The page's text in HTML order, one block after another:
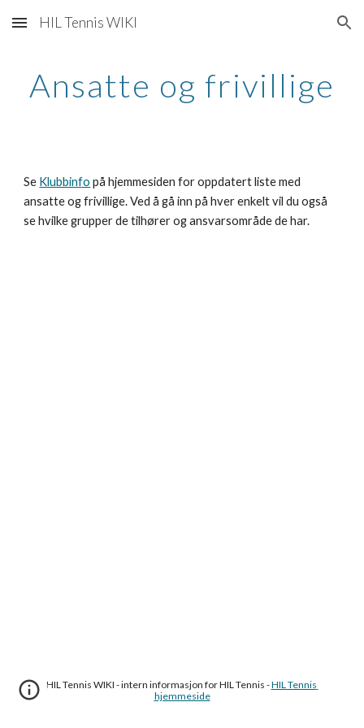
Skip to main content Skip to navigation
HIL Tennis WIKI
Ansatte og frivillige
Se Klubbinfo på hjemmesiden for oppdatert liste med
ansatte og frivillige. Ved å gå inn på hver enkelt vil du også
se hvilke grupper de tilhører og ansvarsområde de har.
HIL Tennis WIKI - intern informasjon for HIL Tennis - HIL Tennis
hjemmeside